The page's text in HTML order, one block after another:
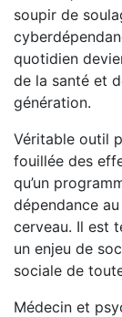
soupir de
quotidien
de la santé et
génération.
Véritable outil
fouillée des
qu’un
dépendance
cerveau. Il est
un enjeu de
sociale de
Médecin et